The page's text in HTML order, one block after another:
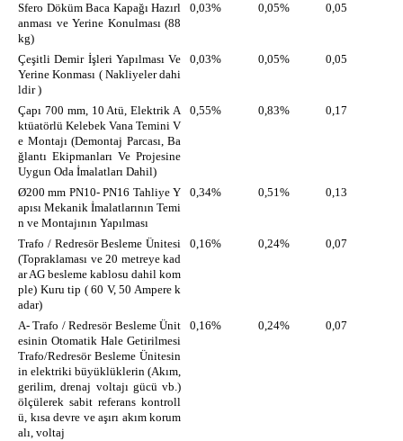
Sfero Döküm Baca Kapağı Hazırl
anması ve Yerine Konulması (88
kg)
0,03% 0,05% 0,05
Çeşitli Demir İşleri Yapılması Ve
Yerine Konması ( Nakliyeler dahi
ldir )
0,03% 0,05% 0,05
Çapı 700 mm, 10 Atü, Elektrik A
ktüatörlü Kelebek Vana Temini V
e Montajı (Demontaj Parcası, Ba
ğlantı Ekipmanları Ve Projesine
Uygun Oda İmalatları Dahil)
0,55% 0,83% 0,17
Ø200 mm PN10- PN16 Tahliye Y
apısı Mekanik İmalatlarının Temi
n ve Montajının Yapılması
0,34% 0,51% 0,13
Trafo / Redresör Besleme Ünitesi
(Topraklaması ve 20 metreye kad
ar AG besleme kablosu dahil kom
ple) Kuru tip ( 60 V, 50 Ampere k
adar)
0,16% 0,24% 0,07
A- Trafo / Redresör Besleme Ünit
esinin Otomatik Hale Getirilmesi
Trafo/Redresör Besleme Ünitesin
in elektriki büyüklüklerin (Akım,
gerilim, drenaj voltajı gücü vb.)
ölçülerek sabit referans kontroll
ü, kısa devre ve aşırı akım korum
alı, voltaj
0,16% 0,24% 0,07